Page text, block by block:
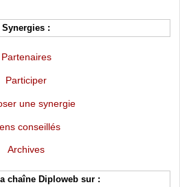
Synergies :
Partenaires
Participer
une synergie
conseillés
Archives
chaîne Diploweb sur :